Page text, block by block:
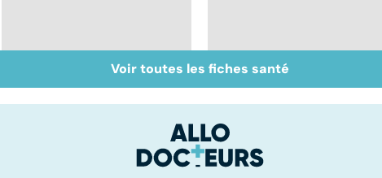
Inflammation des
amygdales : que faire
Suicide : prévenir le
passage à l'acte
Voir toutes les fiches santé